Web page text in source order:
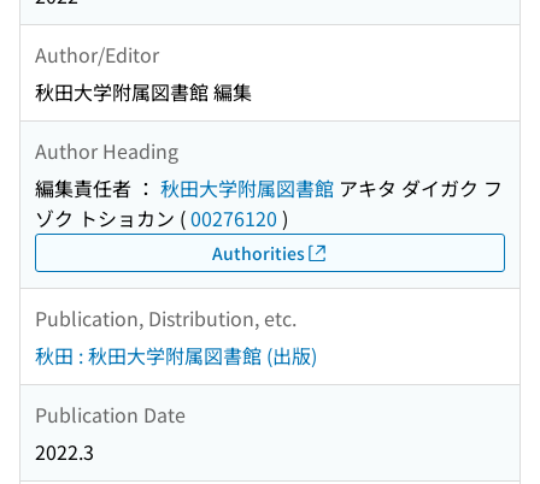
Author/Editor
秋田大学附属図書館 編集
Author Heading
編集責任者 ： 秋田大学附属図書館 アキタ ダイガク フ
ゾク トショカン (00276120 )
Authorities
Publication, Distribution, etc.
秋田 : 秋田大学附属図書館 (出版)
Publication Date
2022.3